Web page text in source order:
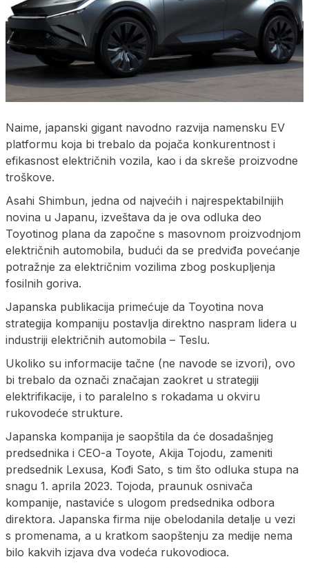
Naime, japanski gigant navodno razvija namensku EV
platformu koja bi trebalo da pojača konkurentnost i
efikasnost električnih vozila, kao i da skreše proizvodne
troškove.
Asahi Shimbun, jedna od najvećih i najrespektabilnijih
novina u Japanu, izveštava da je ova odluka deo
Toyotinog plana da započne s masovnom proizvodnjom
električnih automobila, budući da se predviđa povećanje
potražnje za električnim vozilima zbog poskupljenja
fosilnih goriva.
Japanska publikacija primećuje da Toyotina nova
strategija kompaniju postavlja direktno naspram lidera u
industriji električnih automobila – Teslu.
Ukoliko su informacije tačne (ne navode se izvori), ovo
bi trebalo da označi značajan zaokret u strategiji
elektrifikacije, i to paralelno s rokadama u okviru
rukovodeće strukture.
Japanska kompanija je saopštila da će dosadašnjeg
predsednika i CEO-a Toyote, Akija Tojodu, zameniti
predsednik Lexusa, Kođi Sato, s tim što odluka stupa na
snagu 1. aprila 2023. Tojoda, praunuk osnivača
kompanije, nastaviće s ulogom predsednika odbora
direktora. Japanska firma nije obelodanila detalje u vezi
s promenama, a u kratkom saopštenju za medije nema
bilo kakvih izjava dva vodeća rukovodioca.